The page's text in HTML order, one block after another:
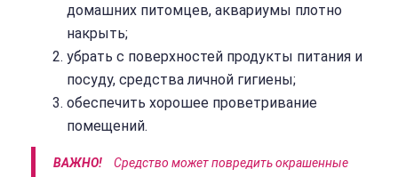
домашних питомцев, аквариумы плотно
накрыть;
убрать с поверхностей продукты питания и
посуду, средства личной гигиены;
обеспечить хорошее проветривание
помещений.
ВАЖНО!
Средство может повредить окрашенные